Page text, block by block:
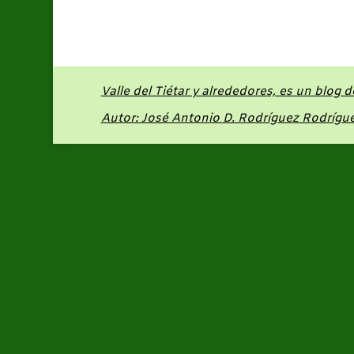
Valle del Tiétar y alrededores, es un blog
Autor: José Antonio D. Rodríguez